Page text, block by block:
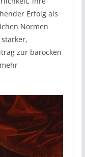
Erfolg als
Normen
zur barocken